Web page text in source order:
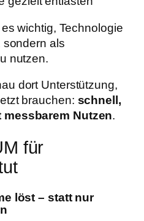
wichtig, Technologie
sondern als
nutzen.
dort Unterstützung,
brauchen: schnell,
Nutzen.
für
löst – statt nur